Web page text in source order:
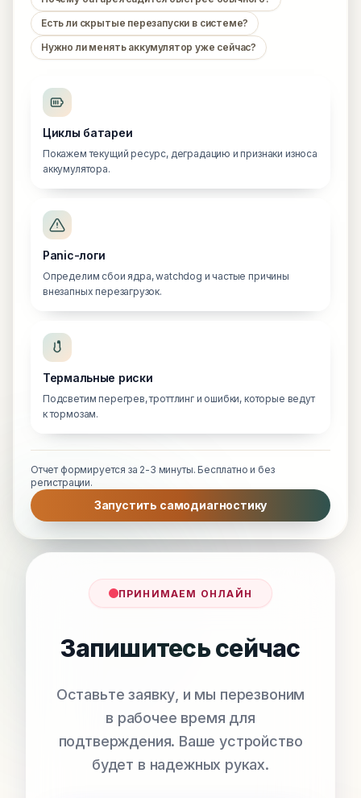
Есть ли скрытые перезапуски в системе?
Нужно ли менять аккумулятор уже сейчас?
Циклы батареи
Покажем текущий ресурс, деградацию и признаки износа
аккумулятора.
Panic-логи
Определим сбои ядра, watchdog и частые причины
внезапных перезагрузок.
Термальные риски
Подсветим перегрев, троттлинг и ошибки, которые ведут
к тормозам.
Отчет формируется за 2-3 минуты. Бесплатно и без
регистрации.
Запустить самодиагностику
ПРИНИМАЕМ ОНЛАЙН
Запишитесь сейчас
Оставьте заявку, и мы перезвоним
в рабочее время для
подтверждения. Ваше устройство
будет в надежных руках.